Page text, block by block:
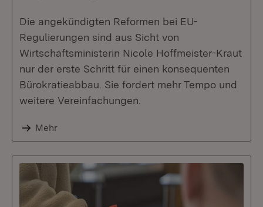
Die angekündigten Reformen bei EU-
Regulierungen sind aus Sicht von
Wirtschaftsministerin Nicole Hoffmeister-Kraut
nur der erste Schritt für einen konsequenten
Bürokratieabbau. Sie fordert mehr Tempo und
weitere Vereinfachungen.
Mehr